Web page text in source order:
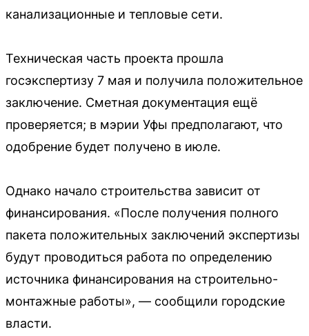
канализационные и тепловые сети.
Техническая часть проекта прошла
госэкспертизу 7 мая и получила положительное
заключение. Сметная документация ещё
проверяется; в мэрии Уфы предполагают, что
одобрение будет получено в июле.
Однако начало строительства зависит от
финансирования. «После получения полного
пакета положительных заключений экспертизы
будут проводиться работа по определению
источника финансирования на строительно-
монтажные работы», — сообщили городские
власти.